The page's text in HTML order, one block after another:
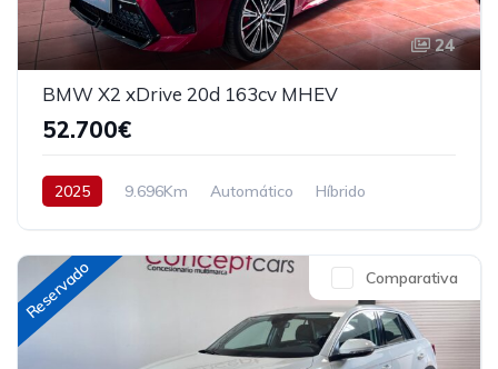
24
BMW X2 xDrive 20d 163cv MHEV
52.700€
2025 9.696Km Automático
Híbrido
Reservado Comparativa